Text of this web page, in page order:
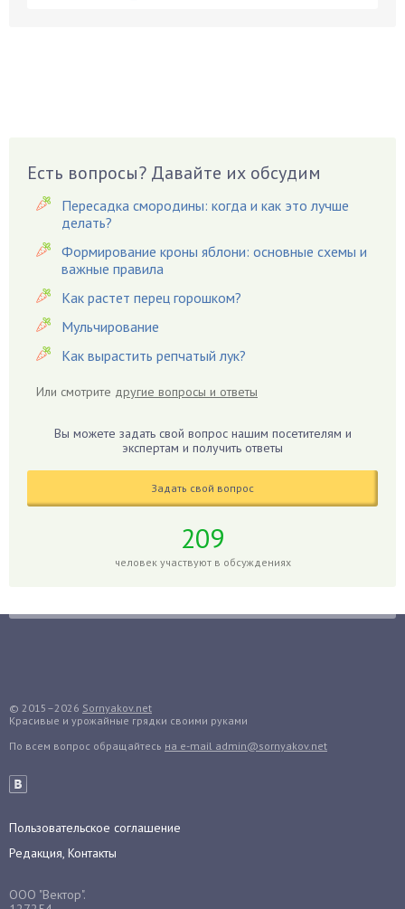
Вешенки
Виноград
Вредители
Гардения
Гацания
Гвоздики
Георгины
Гиацинт
Гладиолусы
Гранат
Грядки
Гуава
Декабрист
Дельфиниум
Денежное дерево
Есть вопросы? Давайте их обсудим
Пересадка смородины: когда и как это лучше
делать?
Формирование кроны яблони: основные схемы и
важные правила
Как растет перец горошком?
Мульчирование
Как вырастить репчатый лук?
Или смотрите другие вопросы и ответы
Вы можете задать свой вопрос нашим посетителям и
экспертам и получить ответы
Задать свой вопрос
209
человек участвуют в обсуждениях
© 2015–2026 Sornyakov.net
Красивые и урожайные грядки своими руками
По всем вопрос обращайтесь на e-mail admin@sornyakov.net
Пользовательское соглашение
Редакция, Контакты
ООО "Вектор".